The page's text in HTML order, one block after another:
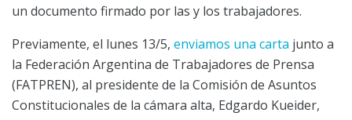
un documento firmado por las y los trabajadores.
Previamente, el lunes 13/5, enviamos una carta junto a
la Federación Argentina de Trabajadores de Prensa
(FATPREN), al presidente de la Comisión de Asuntos
Constitucionales de la cámara alta, Edgardo Kueider,